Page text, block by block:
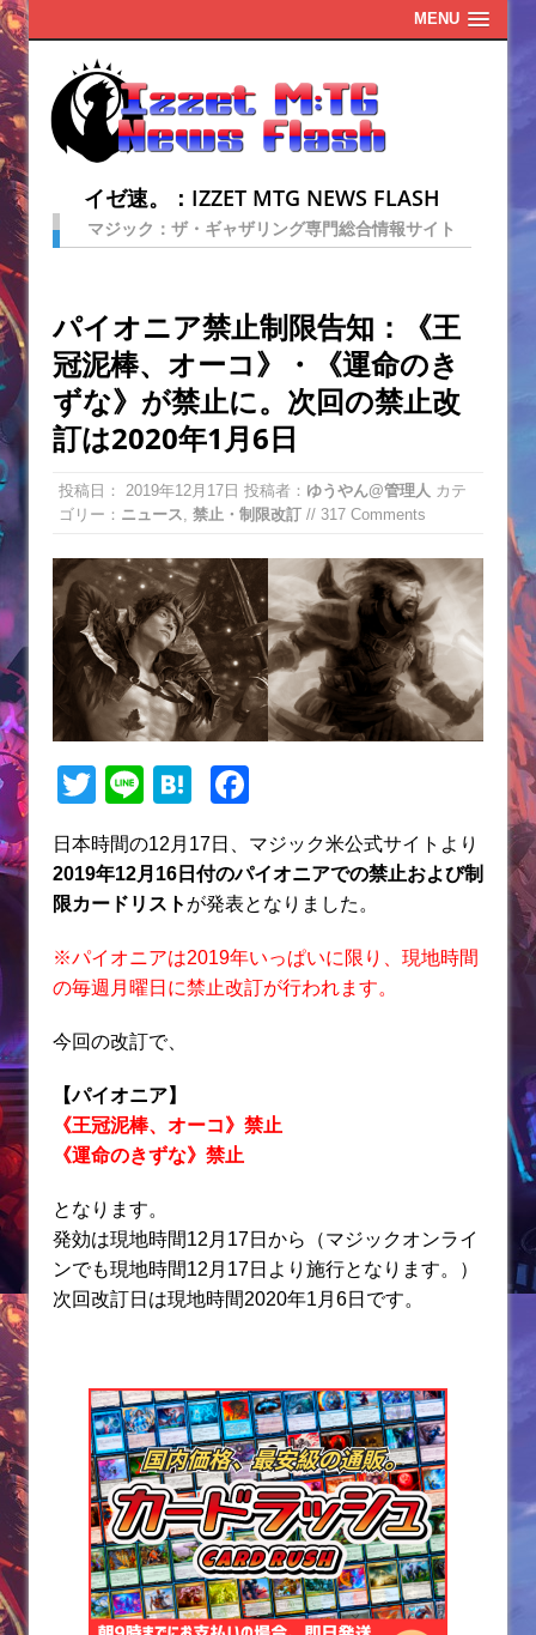
MENU
イゼ速。：IZZET MTG NEWS FLASH
マジック：ザ・ギャザリング専門総合情報サイト
パイオニア禁止制限告知：《王
冠泥棒、オーコ》・《運命のき
ずな》が禁止に。次回の禁止改
訂は2020年1月6日
投稿日： 2019年12月17日 投稿者： ゆうやん@管理人 カテ
ゴリー： ニュース 禁止・制限改訂 // 317 Comments
T
w
itt
er
Li
e
H
at
e
n
a
c
e
o
日本時間の12月17日、マジック米公式サイトより
2019年12月16日付のパイオニアでの禁止および制
限カードリスト が発表となりました。
※パイオニアは2019年いっぱいに限り、現地時間
の毎週月曜日に禁止改訂が行われます。
今回の改訂で、
【パイオニア】
《王冠泥棒、オーコ》禁止
《運命のきずな》禁止
となります。
発効は現地時間12月17日から（マジックオンライ
ンでも現地時間12月17日より施行となります。
）
次回改訂日は現地時間2020年1月6日です。